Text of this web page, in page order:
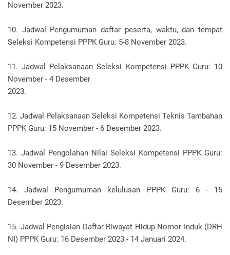
November 2023.
10. Jadwal Pengumuman daftar peserta, waktu, dan tempat
Seleksi Kompetensi PPPK Guru: 5-8 November 2023.
11. Jadwal Pelaksanaan Seleksi Kompetensi PPPK Guru: 10
November - 4 Desember
2023.
12. Jadwal Pelaksanaan Seleksi Kompetensi Teknis Tambahan
PPPK Guru: 15 November - 6 Desember 2023.
13. Jadwal Pengolahan Nilai Seleksi Kompetensi PPPK Guru:
30 November - 9 Desember 2023.
14. Jadwal Pengumuman kelulusan PPPK Guru: 6 - 15
Desember 2023.
15. Jadwal Pengisian Daftar Riwayat Hidup Nomor Induk (DRH
NI) PPPK Guru: 16 Desember 2023 - 14 Januari 2024.